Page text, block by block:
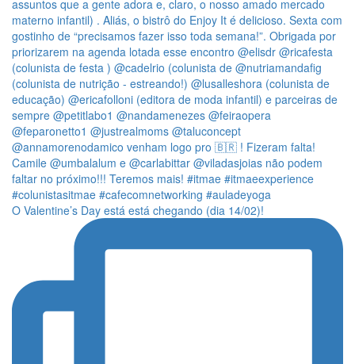
O Valentine’s Day está está chegando (dia 14/02)!